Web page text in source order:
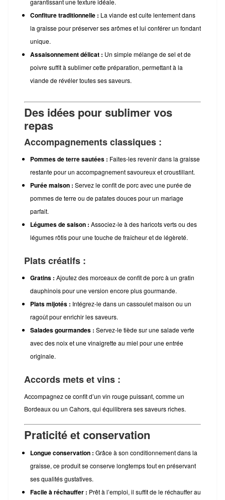
garantissant une texture idéale.
Confiture traditionnelle : La viande est cuite lentement dans
la graisse pour préserver ses arômes et lui conférer un fondant
unique.
Assaisonnement délicat : Un simple mélange de sel et de
poivre suffit à sublimer cette préparation, permettant à la
viande de révéler toutes ses saveurs.
Des idées pour sublimer vos
repas
Accompagnements classiques :
Pommes de terre sautées : Faites-les revenir dans la graisse
restante pour un accompagnement savoureux et croustillant.
Purée maison : Servez le confit de porc avec une purée de
pommes de terre ou de patates douces pour un mariage
parfait.
Légumes de saison : Associez-le à des haricots verts ou des
légumes rôtis pour une touche de fraîcheur et de légèreté.
Plats créatifs :
Gratins : Ajoutez des morceaux de confit de porc à un gratin
dauphinois pour une version encore plus gourmande.
Plats mijotés : Intégrez-le dans un cassoulet maison ou un
ragoût pour enrichir les saveurs.
Salades gourmandes : Servez-le tiède sur une salade verte
avec des noix et une vinaigrette au miel pour une entrée
originale.
Accords mets et vins :
Accompagnez ce confit d’un vin rouge puissant, comme un
Bordeaux ou un Cahors, qui équilibrera ses saveurs riches.
Praticité et conservation
Longue conservation : Grâce à son conditionnement dans la
graisse, ce produit se conserve longtemps tout en préservant
ses qualités gustatives.
Facile à réchauffer : Prêt à l’emploi, il suffit de le réchauffer au